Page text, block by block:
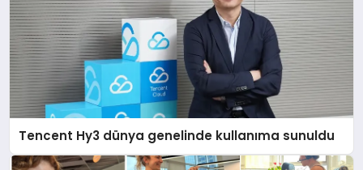
Tencent Hy3 dünya genelinde kullanıma sunuldu